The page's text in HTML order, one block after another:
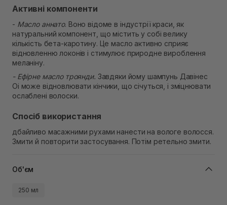
Активні компоненти
- Масло аннато. Воно відоме в індустрії краси, як
натуральний компонент, що містить у собі велику
кількість бета-каротину. Це масло активно сприяє
відновленню локонів і стимулює природне вироблення
меланіну.
- Ефірне масло троянди. Завдяки йому шампунь Давінес
Оі може відновлювати кінчики, що січуться, і зміцнювати
ослаблені волоски.
Спосіб використання
дбайливо масажними рухами нанести на вологе волосся.
Змити й повторити застосування. Потім ретельно змити.
Об'єм
250 мл